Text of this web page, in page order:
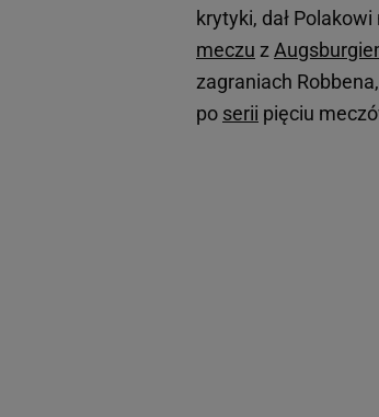
krytyki, dał
meczu z
zagraniach
po serii pięciu